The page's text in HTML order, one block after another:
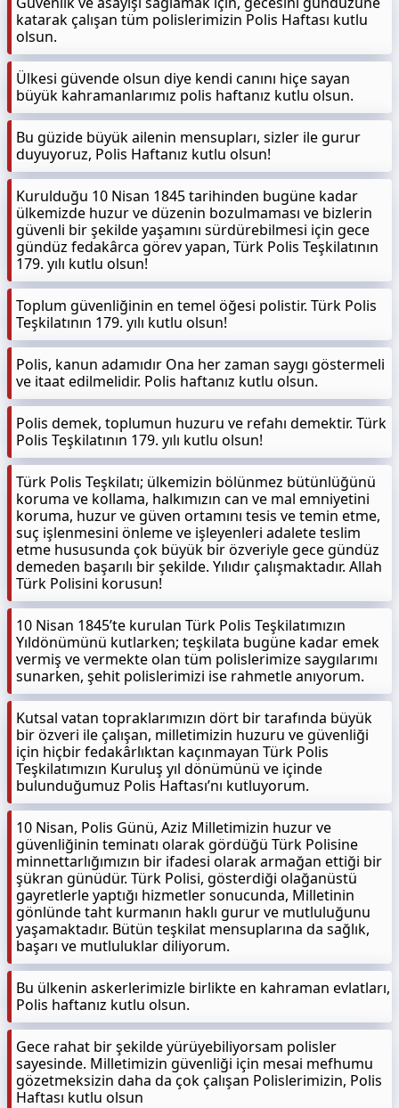
katarak çalışan tüm polislerimizin Polis Haftası kutlu
olsun.
Ülkesi güvende olsun diye kendi canını hiçe sayan
büyük kahramanlarımız polis haftanız kutlu olsun.
Bu güzide büyük ailenin mensupları, sizler ile gurur
duyuyoruz, Polis Haftanız kutlu olsun!
Kurulduğu 10 Nisan 1845 tarihinden bugüne kadar
ülkemizde huzur ve düzenin bozulmaması ve bizlerin
güvenli bir şekilde yaşamını sürdürebilmesi için gece
gündüz fedakârca görev yapan, Türk Polis Teşkilatının
179. yılı kutlu olsun!
Toplum güvenliğinin en temel öğesi polistir. Türk Polis
Teşkilatının 179. yılı kutlu olsun!
Polis, kanun adamıdır Ona her zaman saygı göstermeli
ve itaat edilmelidir. Polis haftanız kutlu olsun.
Polis demek, toplumun huzuru ve refahı demektir. Türk
Polis Teşkilatının 179. yılı kutlu olsun!
Türk Polis Teşkilatı; ülkemizin bölünmez bütünlüğünü
koruma ve kollama, halkımızın can ve mal emniyetini
koruma, huzur ve güven ortamını tesis ve temin etme,
suç işlenmesini önleme ve işleyenleri adalete teslim
etme hususunda çok büyük bir özveriyle gece gündüz
demeden başarılı bir şekilde. Yılıdır çalışmaktadır. Allah
Türk Polisini korusun!
10 Nisan 1845’te kurulan Türk Polis Teşkilatımızın
Yıldönümünü kutlarken; teşkilata bugüne kadar emek
vermiş ve vermekte olan tüm polislerimize saygılarımı
sunarken, şehit polislerimizi ise rahmetle anıyorum.
Kutsal vatan topraklarımızın dört bir tarafında büyük
bir özveri ile çalışan, milletimizin huzuru ve güvenliği
için hiçbir fedakârlıktan kaçınmayan Türk Polis
Teşkilatımızın Kuruluş yıl dönümünü ve içinde
bulunduğumuz Polis Haftası’nı kutluyorum.
10 Nisan, Polis Günü, Aziz Milletimizin huzur ve
güvenliğinin teminatı olarak gördüğü Türk Polisine
minnettarlığımızın bir ifadesi olarak armağan ettiği bir
şükran günüdür. Türk Polisi, gösterdiği olağanüstü
gayretlerle yaptığı hizmetler sonucunda, Milletinin
gönlünde taht kurmanın haklı gurur ve mutluluğunu
yaşamaktadır. Bütün teşkilat mensuplarına da sağlık,
başarı ve mutluluklar diliyorum.
Bu ülkenin askerlerimizle birlikte en kahraman evlatları,
Polis haftanız kutlu olsun.
Gece rahat bir şekilde yürüyebiliyorsam polisler
sayesinde. Milletimizin güvenliği için mesai mefhumu
gözetmeksizin daha da çok çalışan Polislerimizin, Polis
Haftası kutlu olsun